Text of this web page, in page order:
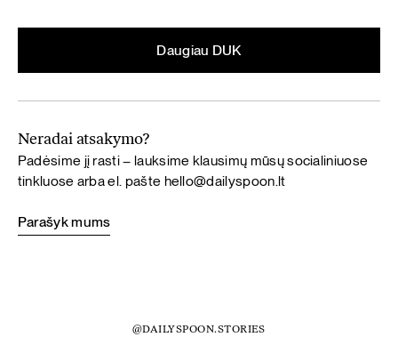
Daugiau DUK
Neradai atsakymo?
Padėsime jį rasti – lauksime klausimų mūsų socialiniuose
tinkluose arba el. pašte hello@dailyspoon.lt
Parašyk mums
@DAILYSPOON.STORIES